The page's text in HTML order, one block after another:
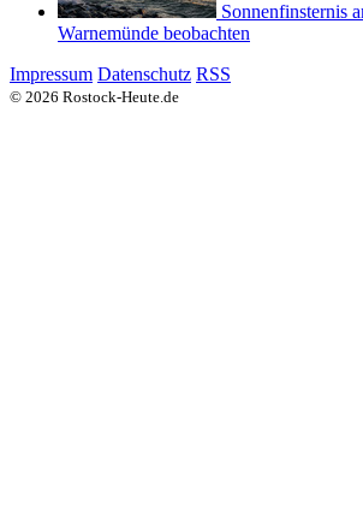
Sonnenfinsternis
Warnemünde beobachten
Impressum Datenschutz RSS
© 2026 Rostock-Heute.de